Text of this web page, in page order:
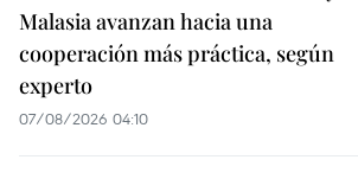
Malasia avanzan hacia una
cooperación más práctica, según
experto
07/08/2026 04:10